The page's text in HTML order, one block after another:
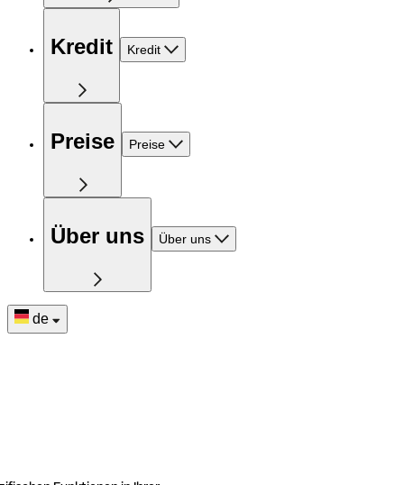
Kredit Kredit
Preise Preise
Über uns Über uns
de